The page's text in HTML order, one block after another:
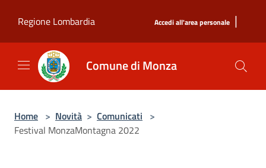
Regione Lombardia
Accedi all'area personale |
Comune di Monza
Home > Novità > Comunicati >
Festival MonzaMontagna 2022